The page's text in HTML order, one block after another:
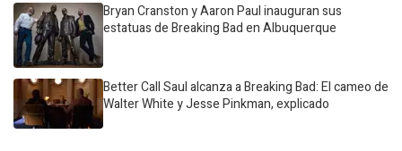
Bryan Cranston y Aaron Paul inauguran sus
estatuas de Breaking Bad en Albuquerque
Better Call Saul alcanza a Breaking Bad: El cameo de
Walter White y Jesse Pinkman, explicado